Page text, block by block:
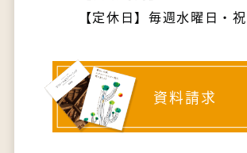
【定休日】毎週水曜日・
資料請求